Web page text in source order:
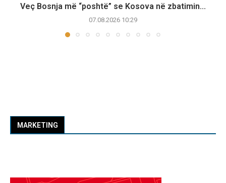
​Veç Bosnja më “poshtë” se Kosova në zbatimin...
07.08.2026 10:29
MARKETING